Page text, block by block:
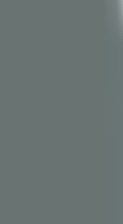
gestita con architettura
con un backend ad alte
costruita con Angular 19 e
Framework per la gestione API
base con RAG. Redis per